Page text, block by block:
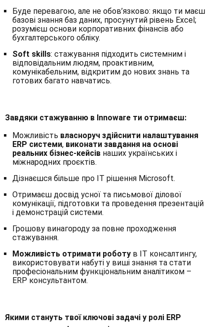
Буде перевагою, але не обов’язково: якщо ти маєш
базові знання баз даних, просунутий рівень Excel;
розумієш основи корпоративних фінансів або
бухгалтерського обліку.
Soft skills: стажування підходить системним і
відповідальним людям, проактивним,
комунікабельним, відкритим до нових знань та
готових багато навчатись.
Завдяки стажуванню в Innoware ти отримаєш:
Можливість власноруч здійснити налаштування
ERP системи, виконати завдання на основі
реальних бізнес-кейсів наших українських і
міжнародних проєктів.
Дізнаєшся більше про ІТ рішення Microsoft.
Отримаєш досвід усної та письмової ділової
комунікації, підготовки та проведення презентацій
і демонстрацій системи.
Грошову винагороду за повне проходження
стажування.
Можливість отримати роботу в IT консалтингу,
використовувати набуті у виші знання та стати
професіональним функціональним аналітиком –
ERP консультантом.
Якими стануть твої ключові задачі у ролі ERP